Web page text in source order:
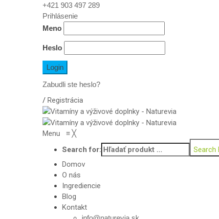
+421 903 497 289
Prihlásenie
Meno
Heslo
Zabudli ste heslo?
/ Registrácia
Menu ≡ ╳
Search for:
Search
Domov
O nás
Ingrediencie
Blog
Kontakt